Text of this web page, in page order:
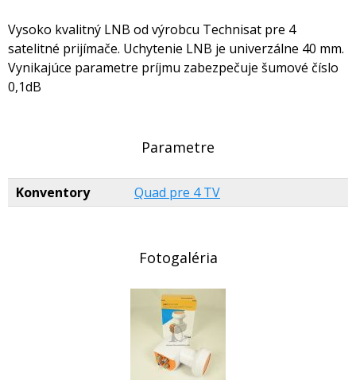
Vysoko kvalitný LNB od výrobcu Technisat pre 4
satelitné prijímače. Uchytenie LNB je univerzálne 40 mm.
Vynikajúce parametre príjmu zabezpečuje šumové číslo
0,1dB
Parametre
Konventory Quad pre 4 TV
Fotogaléria